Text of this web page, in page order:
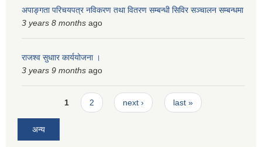
अपाङ्गता परिचयपत्र नविकरण तथा वितरण सम्बन्धी सिविर सञ्चालन सम्बन्धमा
3 years 8 months ago
राजश्व सुधाार कार्ययोजना ।
3 years 9 months ago
Pages1 2 next › last »
अन्य